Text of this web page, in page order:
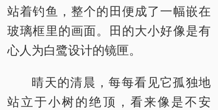
站着钓鱼，整个的田便成了一幅嵌在
玻璃框里的画面。田的大小好像是有
心人为白鹭设计的镜匣。
晴天的清晨，每每看见它孤独地
站立于小树的绝顶，看来像是不安